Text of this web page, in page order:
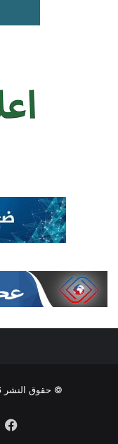
© حقوق النشر 2026، جميع الحقوق محفوظة |